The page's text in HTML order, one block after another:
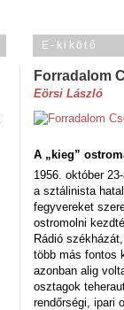
E-kikötő
Forradalom
Eörsi László
A „kieg”
1956. október
a sztálinista
fegyvereket
ostromolni
Rádió
több más fontos
azonban alig
osztagok
rendőrségi, ipari